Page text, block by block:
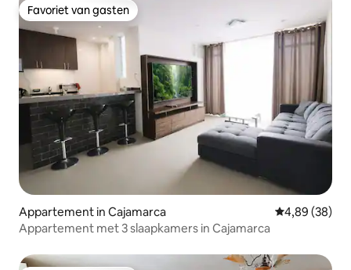
Favoriet van gasten
Favoriet van gasten
Appartement in Cajamarca Gemiddelde
4,89 (38)
Appartement met 3 slaapkamers in Cajamarca